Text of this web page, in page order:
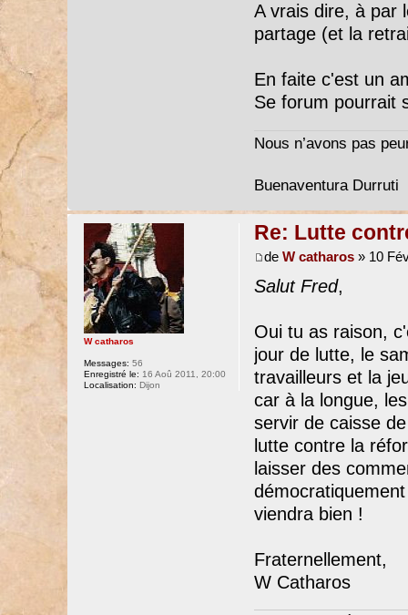
A vrais dire, à par
partage (et la
En faite c'est un
Se forum pourrait
Nous n’avons pas
Buenaventura Durruti
Re: Lutte
de W catharos» 10
Salut Fred,
Oui tu as raison,
jour de lutte, le
travailleurs et la
car à la longue,
servir de caisse
lutte contre la
laisser des
viendra bien !
Fraternellement,
W Catharos
W catharos
Messages: 56
Enregistré le: 16 Aoû 2011, 20:00
Localisation: Dijon